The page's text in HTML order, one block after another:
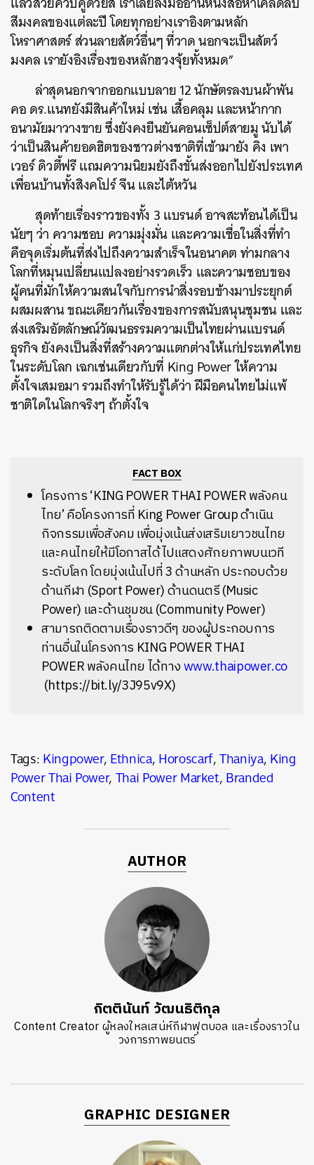
สีมงคลของแต่ละปี โดยทุกอย่างเราอิงตามหลัก
โหราศาสตร์ ส่วนลายสัตว์อื่นๆ ที่วาด นอกจะเป็นสัตว์
มงคล เรายังอิงเรื่องของหลักฮวงจุ้ยทั้งหมด”
ล่าสุดนอกจากออกแบบลาย 12 นักษัตรลงบนผ้าพัน
คอ ดร.แนทยังมีสินค้าใหม่ เช่น เสื้อคลุม และหน้ากาก
อนามัยมาวางขาย ซึ่งยังคงยืนยันคอนเซ็ปต์สายมู นับได้
ว่าเป็นสินค้ายอดฮิตของชาวต่างชาติที่เข้ามายัง คิง เพา
เวอร์ ดิวตี้ฟรี แถมความนิยมยังถึงขั้นส่งออกไปยังประเทศ
เพื่อนบ้านทั้งสิงคโปร์ จีน และไต้หวัน
สุดท้ายเรื่องราวของทั้ง 3 แบรนด์ อาจสะท้อนได้เป็น
นัยๆ ว่า ความชอบ ความมุ่งมั่น และความเชื่อในสิ่งที่ทำ
คือจุดเริ่มต้นที่ส่งไปถึงความสำเร็จในอนาคต ท่ามกลาง
โลกที่หมุนเปลี่ยนแปลงอย่างรวดเร็ว และความชอบของ
ผู้คนที่มักให้ความสนใจกับการนำสิ่งรอบข้างมาประยุกต์
ผสมผสาน ขณะเดียวกันเรื่องของการสนับสนุนชุมชน และ
ส่งเสริมอัตลักษณ์วัฒนธรรมความเป็นไทยผ่านแบรนด์
ธุรกิจ ยังคงเป็นสิ่งที่สร้างความแตกต่างให้แก่ประเทศไทย
ในระดับโลก เฉกเช่นเดียวกับที่ King Power ให้ความ
ตั้งใจเสมอมา รวมถึงทำให้รับรู้ได้ว่า ฝีมือคนไทยไม่แพ้
ชาติใดในโลกจริงๆ ถ้าตั้งใจ
FACT BOX
โครงการ ‘KING POWER THAI POWER พลังคน
ไทย’ คือโครงการที่ King Power Group ดำเนิน
กิจกรรมเพื่อสังคม เพื่อมุ่งเน้นส่งเสริมเยาวชนไทย
และคนไทยให้มีโอกาสได้ไปแสดงศักยภาพบนเวที
ระดับโลก โดยมุ่งเน้นไปที่ 3 ด้านหลัก ประกอบด้วย
ด้านกีฬา (Sport Power) ด้านดนตรี (Music
Power) และด้านชุมชน (Community Power)
สามารถติดตามเรื่องราวดีๆ ของผู้ประกอบการ
ท่านอื่นในโครงการ KING POWER THAI
POWER พลังคนไทย ได้ทางwww.thaipower.co
(https://bit.ly/3J95v9X)
Tags:Kingpower,Ethnica,Horoscarf,Thaniya,King
Power Thai Power,Thai Power Market,Branded
Content
AUTHOR
กิตตินันท์ วัฒนธิติกุล
Content Creator ผู้หลงใหลเสน่ห์กีฬาฟุตบอล และเรื่องราวใน
วงการภาพยนตร์
GRAPHIC DESIGNER